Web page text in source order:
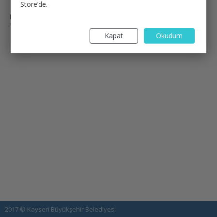
Kayseri Büyükşehir Belediyesi Santral
Telefon :
2017 © Kayseri Büyükşehir Belediyesi
Store’de.
Kapat Okudum